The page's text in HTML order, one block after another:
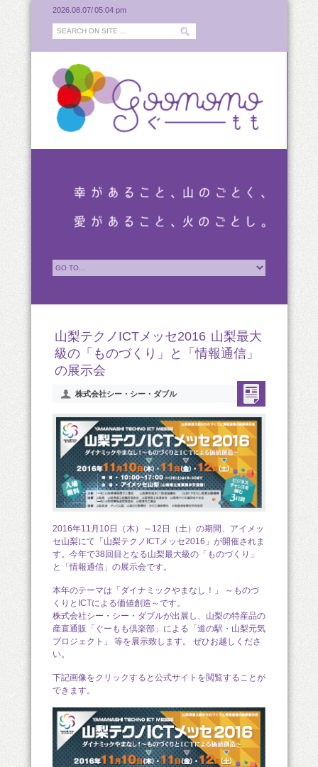
2026.08.07/05:04 pm
山梨テクノICTメッセ2016 山梨最大
級の「ものづくり」と「情報通信」
の展示会
株式会社シー・シー・ダブル
2016年11月10日（木）～12日（土）の期間、アイメッ
セ山梨にて「山梨テクノICTメッセ2016」が開催されま
す。今年で38回目となる山梨最大級の「ものづくり」
と「情報通信」の展示会です。
本年のテーマは「ダイナミックやまなし！」 ～ものづ
くりとICTによる価値創造～です。
株式会社シー・シー・ダブルが出展し、山梨の特産品の
産直通販「ぐーもも倶楽部」による「道の駅・山梨元気
プロジェクト」 等を展示致します。 ぜひお越しくださ
い。
下記画像をクリックすると公式サイトを閲覧することが
できます。